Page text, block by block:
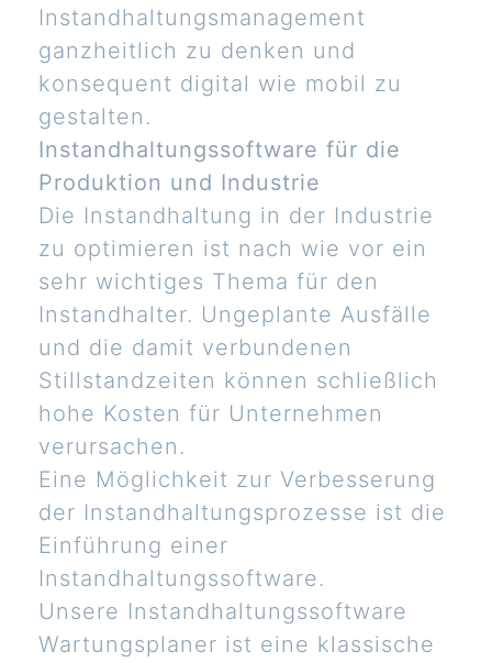
Instandhaltungsmanagement
ganzheitlich zu denken und
konsequent digital wie mobil zu
gestalten.
Instandhaltungssoftware für die
Produktion und Industrie
Die Instandhaltung in der Industrie
zu optimieren ist nach wie vor ein
sehr wichtiges Thema für den
Instandhalter. Ungeplante Ausfälle
und die damit verbundenen
Stillstandzeiten können schließlich
hohe Kosten für Unternehmen
verursachen.
Eine Möglichkeit zur Verbesserung
der Instandhaltungsprozesse ist die
Einführung einer
Instandhaltungssoftware.
Unsere Instandhaltungssoftware
Wartungsplaner ist eine klassische